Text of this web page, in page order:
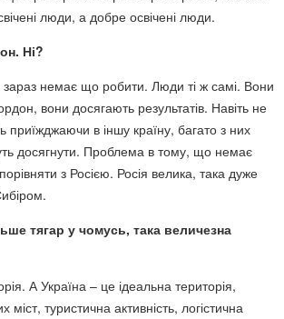
люди, а добре освічені люди.
Ні?
немає що робити. Люди ті ж самі. Вони
вони досягають результатів. Навіть не
приїжджаючи в іншу країну, багато з них
досягнути. Проблема в тому, що немає
з Росією. Росія велика, така дуже
тягар у чомусь, така величезна
А Україна – це ідеальна територія,
міст, туристична активність, логістична